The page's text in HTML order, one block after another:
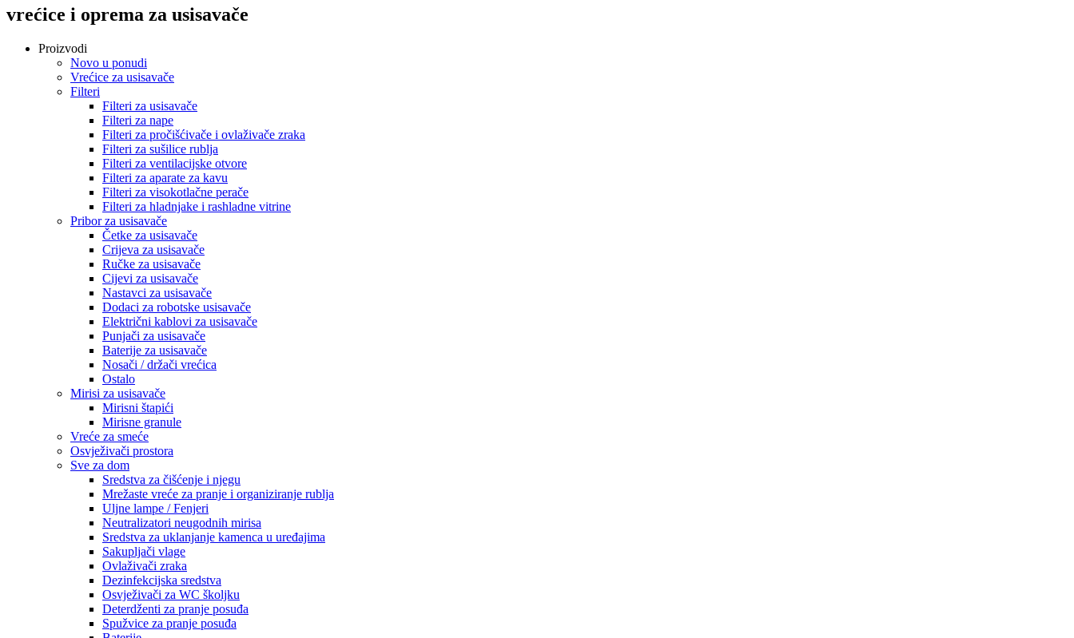
vrećice i oprema za usisavače
Proizvodi
Novo u ponudi
Vrećice za usisavače
Filteri
Filteri za usisavače
Filteri za nape
Filteri za pročišćivače i ovlaživače zraka
Filteri za sušilice rublja
Filteri za ventilacijske otvore
Filteri za aparate za kavu
Filteri za visokotlačne perače
Filteri za hladnjake i rashladne vitrine
Pribor za usisavače
Četke za usisavače
Crijeva za usisavače
Ručke za usisavače
Cijevi za usisavače
Nastavci za usisavače
Dodaci za robotske usisavače
Električni kablovi za usisavače
Punjači za usisavače
Baterije za usisavače
Nosači / držači vrećica
Ostalo
Mirisi za usisavače
Mirisni štapići
Mirisne granule
Vreće za smeće
Osvježivači prostora
Sve za dom
Sredstva za čišćenje i njegu
Mrežaste vreće za pranje i organiziranje rublja
Uljne lampe / Fenjeri
Neutralizatori neugodnih mirisa
Sredstva za uklanjanje kamenca u uređajima
Sakupljači vlage
Ovlaživači zraka
Dezinfekcijska sredstva
Osvježivači za WC školjku
Deterdženti za pranje posuđa
Spužvice za pranje posuđa